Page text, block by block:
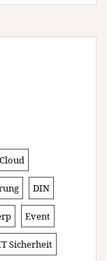
Cloud
DIN
Event
Sicherheit